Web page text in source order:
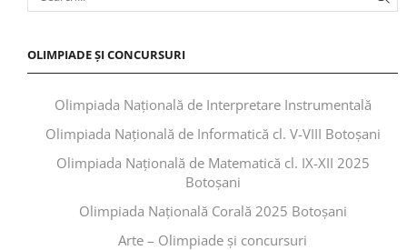
OLIMPIADE ȘI CONCURSURI
Olimpiada Națională de Interpretare Instrumentală
Olimpiada Națională de Informatică cl. V-VIII Botoșani
Olimpiada Națională de Matematică cl. IX-XII 2025
Botoșani
Olimpiada Națională Corală 2025 Botoșani
Arte – Olimpiade și concursuri